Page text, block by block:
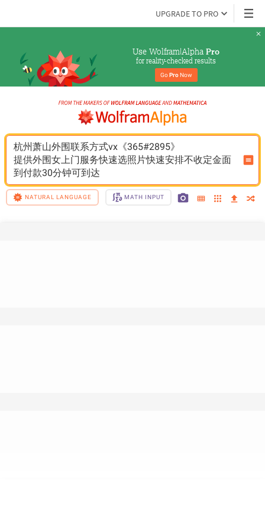
UPGRADE TO PRO
Use Wolfram|Alpha Pro
for reality-checked results
Go Pro Now
杭州萧山外围联系方式vx《365#2895》
提供外围女上门服务快速选照片快速安排不收定金面
到付款30分钟可到达
NATURAL LANGUAGE MATH INPUT